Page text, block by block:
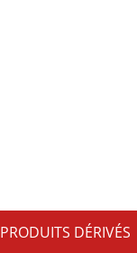
PRODUITS DÉRIVÉS